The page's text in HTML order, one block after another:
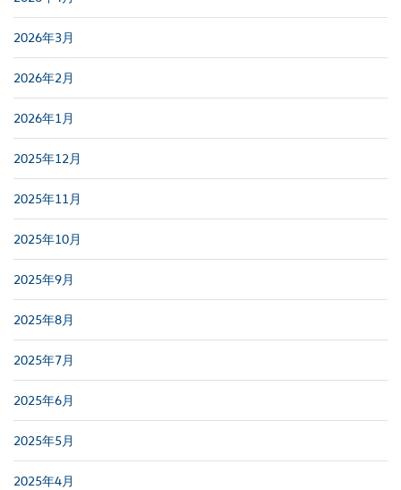
2026年3月
2026年2月
2026年1月
2025年12月
2025年11月
2025年10月
2025年9月
2025年8月
2025年7月
2025年6月
2025年5月
2025年4月